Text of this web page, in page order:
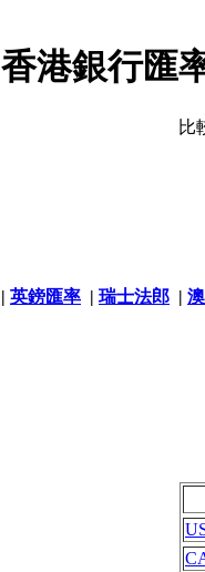
香港銀行匯
比
| 英鎊匯率 | 瑞士法郎 |